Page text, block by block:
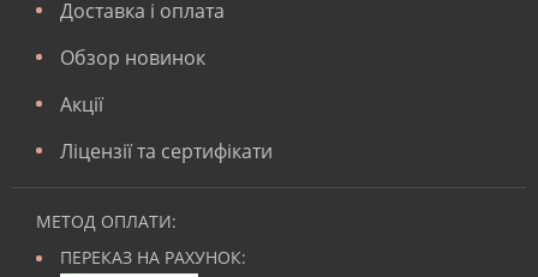
Доставка і оплата
Обзор новинок
Акції
Ліцензії та сертифікати
МЕТОД ОПЛАТИ:
ПЕРЕКАЗ НА РАХУНОК: